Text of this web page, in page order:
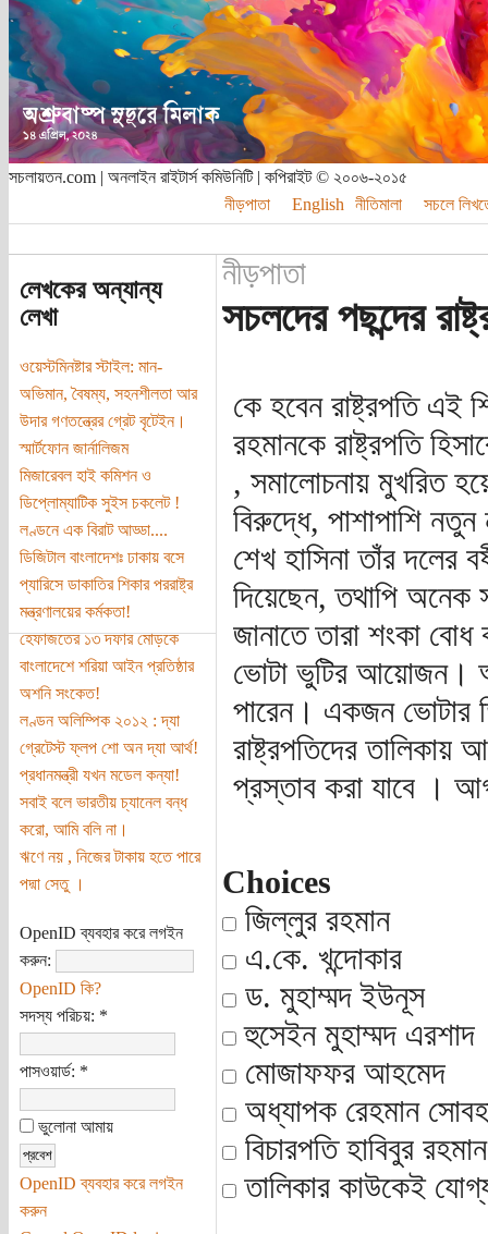
সচলায়তন.com | অনলাইন রাইটার্স কমিউনিটি | কপিরাইট © ২০০৬-২০১৫
নীড়পাতা
English নীতিমালা সচলে
লেখকের অন্যান্য
লেখা
ওয়েস্টমিনষ্টার স্টাইল: মান-
অভিমান, বৈষম্য, সহনশীলতা আর
উদার গণতন্ত্রের গ্রেট বৃটেইন।
স্মার্টফোন জার্নালিজম
মিজারেবল হাই কমিশন ও
ডিপ্লোম্যাটিক সুইস চকলেট !
লণ্ডনে এক বিরাট আড্ডা....
ডিজিটাল বাংলাদেশঃ ঢাকায় বসে
প্যারিসে ডাকাতির শিকার পররাষ্ট্র
মন্ত্রণালয়ের কর্মকতা!
হেফাজতের ১৩ দফার মোড়কে
বাংলাদেশে শরিয়া আইন প্রতিষ্ঠার
অশনি সংকেত!
লণ্ডন অলিম্পিক ২০১২ : দ্যা
গ্রেটেস্ট ফ্লপ শো অন দ্যা আর্থ!
প্রধানমন্ত্রী যখন মডেল কন্যা!
সবাই বলে ভারতীয় চ্যানেল বন্ধ
করো, আমি বলি না।
ঋণে নয় , নিজের টাকায় হতে পারে
পদ্মা সেতু ।
OpenID ব্যবহার করে লগইন
করুন:
OpenID কি?
সদস্য পরিচয়: *
পাসওয়ার্ড: *
ভুলোনা আমায়
OpenID ব্যবহার করে লগইন
করুন
নীড়পাতা
সচলদের পছন্দের
কে হবেন রাষ্ট্রপতি এই
রহমানকে রাষ্ট্রপতি
, সমালোচনায় মুখরিত
বিরুদ্ধে, পাশাপাশি
শেখ হাসিনা তাঁর দলের
দিয়েছেন, তথাপি অনেক
জানাতে তারা শংকা
ভোটা ভুটির আয়োজন।
পারেন। একজন ভোটার
রাষ্ট্রপতিদের তালিকায়
প্রস্তাব করা যাবে ।
Choices
জিল্লুর রহমান
এ.কে. খন্দোকার
ড. মুহাম্মদ ইউনূস
হুসেইন মুহাম্মদ এরশাদ
মোজাফফর আহমেদ
অধ্যাপক রেহমান
বিচারপতি হাবিবুর রহমান
তালিকার কাউকেই